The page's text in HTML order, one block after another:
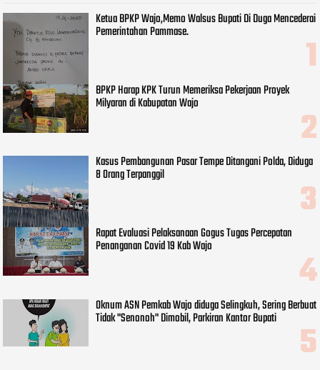
Ketua BPKP Wajo,Memo Walsus Bupati Di Duga Mencederai
Pemerintahan Pammase.
BPKP Harap KPK Turun Memeriksa Pekerjaan Proyek
Milyaran di Kabupatan Wajo
Kasus Pembangunan Pasar Tempe Ditangani Polda, Diduga
8 Orang Terpanggil
Rapat Evaluasi Pelaksanaan Gogus Tugas Percepatan
Penanganan Covid 19 Kab Wajo
Oknum ASN Pemkab Wajo diduga Selingkuh, Sering Berbuat
Tidak "Senonoh" Dimobil, Parkiran Kantor Bupati